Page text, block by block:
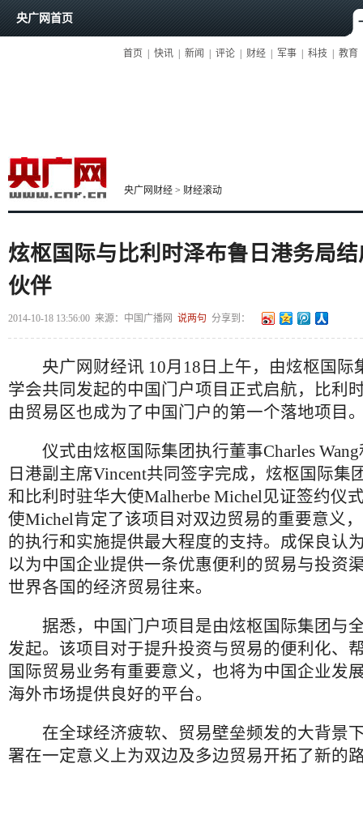
央广网首页
首页 快讯 新闻 评论 财经 军事 科技 教育
央广网财经 > 财经滚动
炫枢国际与比利时泽布鲁日港务局
伙伴
2014-10-18 13:56:00 来源： 中国广播网 说两句 分享到：
央广网财经讯 10月18日上午，由炫枢国际
学会共同发起的中国门户项目正式启航，比利
由贸易区也成为了中国门户的第一个落地项目
仪式由炫枢国际集团执行董事Charles Wang
日港副主席Vincent共同签字完成，炫枢国际集
和比利时驻华大使Malherbe Michel见证签约仪
使Michel肯定了该项目对双边贸易的重要意义
的执行和实施提供最大程度的支持。成保良认
以为中国企业提供一条优惠便利的贸易与投资
世界各国的经济贸易往来。
据悉，中国门户项目是由炫枢国际集团与
发起。该项目对于提升投资与贸易的便利化、
国际贸易业务有重要意义，也将为中国企业发
海外市场提供良好的平台。
在全球经济疲软、贸易壁垒频发的大背景
署在一定意义上为双边及多边贸易开拓了新的